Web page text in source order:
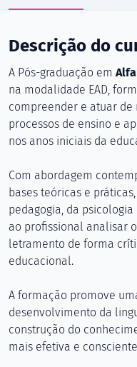
Descrição do
A Pós-graduação em
na modalidade EAD,
compreender e atuar
processos de ensino e
nos anos iniciais da
Com abordagem
bases teóricas e
pedagogia, da
ao profissional analisar
letramento de forma
educacional.
A formação promove
desenvolvimento da
construção do
mais efetiva e